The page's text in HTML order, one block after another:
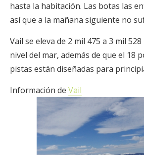
hasta la habitación. Las botas las
así que a la mañana siguiente no
Vail se eleva de 2 mil 475 a 3 mil
nivel del mar, además de que el 18
pistas están diseñadas para
Información de Vail